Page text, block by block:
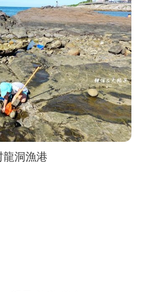
龍洞漁港